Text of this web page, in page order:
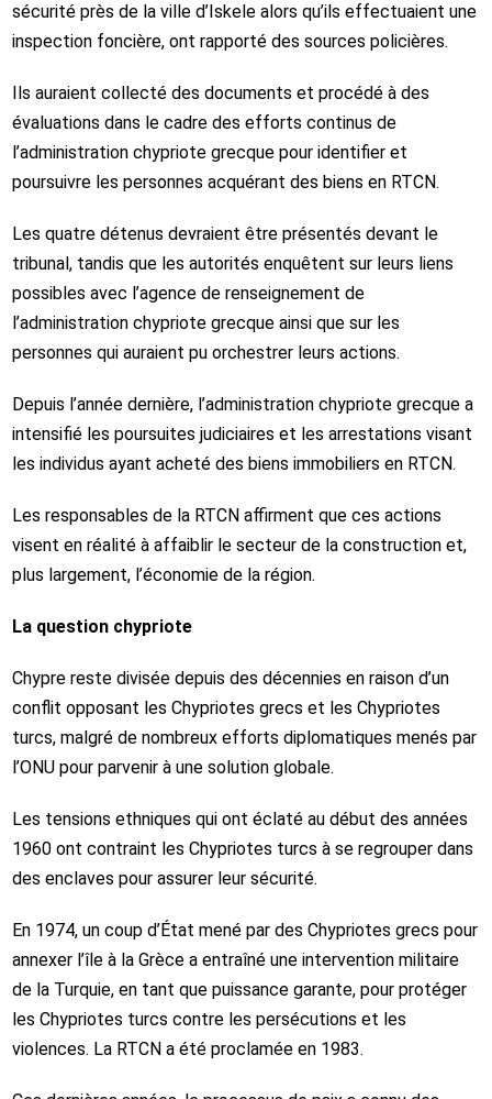
sécurité près de la ville d’Iskele alors qu’ils effectuaient une
inspection foncière, ont rapporté des sources policières.
Ils auraient collecté des documents et procédé à des
évaluations dans le cadre des efforts continus de
l’administration chypriote grecque pour identifier et
poursuivre les personnes acquérant des biens en RTCN.
Les quatre détenus devraient être présentés devant le
tribunal, tandis que les autorités enquêtent sur leurs liens
possibles avec l’agence de renseignement de
l’administration chypriote grecque ainsi que sur les
personnes qui auraient pu orchestrer leurs actions.
Depuis l’année dernière, l’administration chypriote grecque a
intensifié les poursuites judiciaires et les arrestations visant
les individus ayant acheté des biens immobiliers en RTCN.
Les responsables de la RTCN affirment que ces actions
visent en réalité à affaiblir le secteur de la construction et,
plus largement, l’économie de la région.
La question chypriote
Chypre reste divisée depuis des décennies en raison d’un
conflit opposant les Chypriotes grecs et les Chypriotes
turcs, malgré de nombreux efforts diplomatiques menés par
l’ONU pour parvenir à une solution globale.
Les tensions ethniques qui ont éclaté au début des années
1960 ont contraint les Chypriotes turcs à se regrouper dans
des enclaves pour assurer leur sécurité.
En 1974, un coup d’État mené par des Chypriotes grecs pour
annexer l’île à la Grèce a entraîné une intervention militaire
de la Turquie, en tant que puissance garante, pour protéger
les Chypriotes turcs contre les persécutions et les
violences. La RTCN a été proclamée en 1983.